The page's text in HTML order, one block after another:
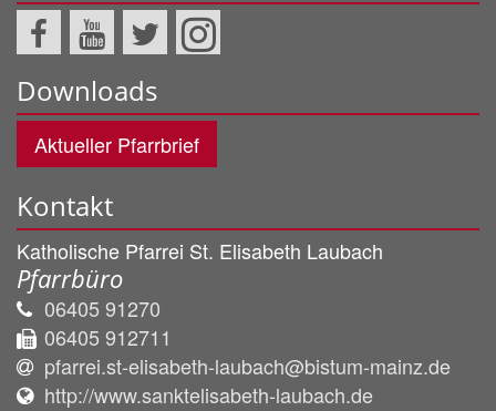
Downloads
Aktueller Pfarrbrief
Kontakt
Katholische Pfarrei St. Elisabeth Laubach
Pfarrbüro
06405 91270
06405 912711
pfarrei.st-elisabeth-laubach@bistum-mainz.de
http://www.sanktelisabeth-laubach.de